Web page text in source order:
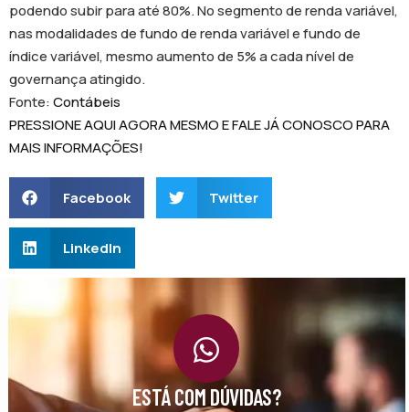
podendo subir para até 80%. No segmento de renda variável,
nas modalidades de fundo de renda variável e fundo de
índice variável, mesmo aumento de 5% a cada nível de
governança atingido.
Fonte:Contábeis
PRESSIONE AQUI AGORA MESMO E FALE JÁ CONOSCO PARA
MAIS INFORMAÇÕES!
Facebook Twitter
LinkedIn
ESTÁ COM DÚVIDAS?